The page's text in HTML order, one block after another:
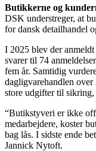
Butikkerne og
DSK understreger, at
for dansk detailhandel
I 2025 blev der
svarer til 74
fem år. Samtidig
dagligvarehandlen
store udgifter til
“Butikstyveri er ikke
medarbejdere, koster
bag lås. I sidste ende
Jannick Nytoft.